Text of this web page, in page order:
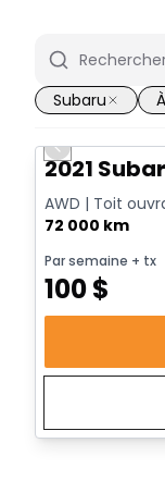
Subaru
Previous slide
2021
AWD | Toit
72 000 km
Par semaine + tx
100$